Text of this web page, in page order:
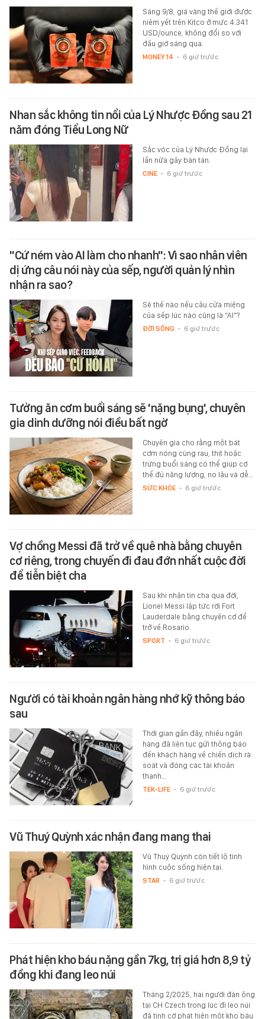
Sáng 9/8, giá vàng thế giới được
niêm yết trên Kitco ở mức 4.341
USD/ounce, không đổi so với
đầu giờ sáng qua.
MONEY.14 - 6 giờ trước
Nhan sắc không tin nổi của Lý Nhược Đồng sau 21
năm đóng Tiểu Long Nữ
Sắc vóc của Lý Nhược Đồng lại
lần nữa gây bàn tán.
CINE - 6 giờ trước
"Cứ ném vào AI làm cho nhanh": Vì sao nhân viên
dị ứng câu nói này của sếp, người quản lý nhìn
nhận ra sao?
Sẽ thế nào nếu câu cửa miệng
của sếp lúc nào cũng là “AI”?
ĐỜI SỐNG - 6 giờ trước
Tưởng ăn cơm buổi sáng sẽ 'nặng bụng', chuyên
gia dinh dưỡng nói điều bất ngờ
Chuyên gia cho rằng một bát
cơm nóng cùng rau, thịt hoặc
trứng buổi sáng có thể giúp cơ
thể đủ năng lượng, no lâu và dễ…
SỨC KHỎE - 6 giờ trước
Vợ chồng Messi đã trở về quê nhà bằng chuyên
cơ riêng, trong chuyến đi đau đớn nhất cuộc đời
để tiễn biệt cha
Sau khi nhận tin cha qua đời,
Lionel Messi lập tức rời Fort
Lauderdale bằng chuyên cơ để
trở về Rosario.
SPORT - 6 giờ trước
Người có tài khoản ngân hàng nhớ kỹ thông báo
sau
Thời gian gần đây, nhiều ngân
hàng đã liên tục gửi thông báo
đến khách hàng về chiến dịch rà
soát và đóng các tài khoản
thanh…
TEK-LIFE - 6 giờ trước
Vũ Thuý Quỳnh xác nhận đang mang thai
Vũ Thuý Quỳnh còn tiết lộ tình
hình cuộc sống hiện tại.
STAR - 6 giờ trước
Phát hiện kho báu nặng gần 7kg, trị giá hơn 8,9 tỷ
đồng khi đang leo núi
Tháng 2/2025, hai người đàn ông
tại CH Czech trong lúc đi leo núi
đã tình cờ phát hiện một kho báu